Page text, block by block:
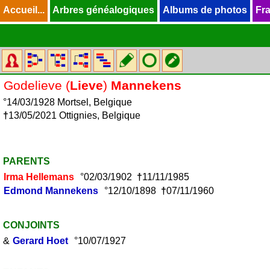
Accueil... Arbres généalogiques Albums de photos
Godelieve (Lieve) Mannekens
°14/03/1928 Mortsel, Belgique
†13/05/2021 Ottignies, Belgique
PARENTS
Irma Hellemans °02/03/1902 †11/11/1985
Edmond Mannekens °12/10/1898 †07/11/1960
CONJOINTS
& Gerard Hoet °10/07/1927
Accueil... Arbres généalogiques Albums de photos